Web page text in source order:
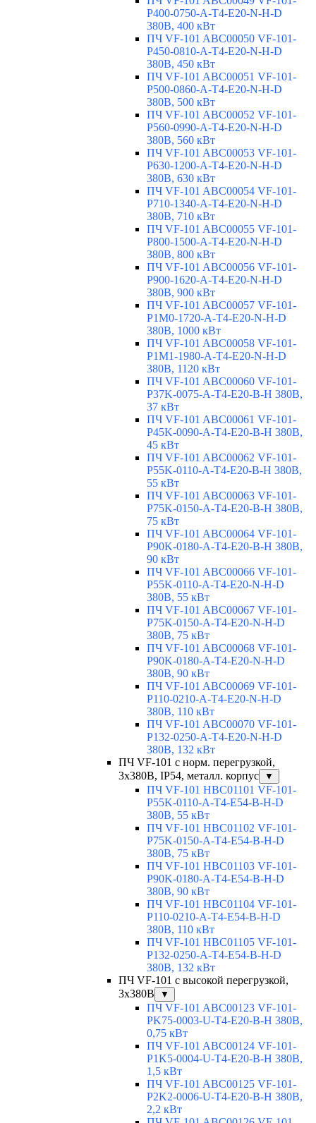
P400-0750-A-T4-E20-N-H-D
380В, 400 кВт
ПЧ VF-101 ABC00050 VF-101-
P450-0810-A-T4-E20-N-H-D
380В, 450 кВт
ПЧ VF-101 ABC00051 VF-101-
P500-0860-A-T4-E20-N-H-D
380В, 500 кВт
ПЧ VF-101 ABC00052 VF-101-
P560-0990-A-T4-E20-N-H-D
380В, 560 кВт
ПЧ VF-101 ABC00053 VF-101-
P630-1200-A-T4-E20-N-H-D
380В, 630 кВт
ПЧ VF-101 ABC00054 VF-101-
P710-1340-A-T4-E20-N-H-D
380В, 710 кВт
ПЧ VF-101 ABC00055 VF-101-
P800-1500-A-T4-E20-N-H-D
380В, 800 кВт
ПЧ VF-101 ABC00056 VF-101-
P900-1620-A-T4-E20-N-H-D
380В, 900 кВт
ПЧ VF-101 ABC00057 VF-101-
P1M0-1720-A-T4-E20-N-H-D
380В, 1000 кВт
ПЧ VF-101 ABC00058 VF-101-
P1M1-1980-A-T4-E20-N-H-D
380В, 1120 кВт
ПЧ VF-101 ABC00060 VF-101-
P37K-0075-A-T4-E20-B-H 380В,
37 кВт
ПЧ VF-101 ABC00061 VF-101-
P45K-0090-A-T4-E20-B-H 380В,
45 кВт
ПЧ VF-101 ABC00062 VF-101-
P55K-0110-A-T4-E20-B-H 380В,
55 кВт
ПЧ VF-101 ABC00063 VF-101-
P75K-0150-A-T4-E20-B-H 380В,
75 кВт
ПЧ VF-101 ABC00064 VF-101-
P90K-0180-A-T4-E20-B-H 380В,
90 кВт
ПЧ VF-101 ABC00066 VF-101-
P55K-0110-A-T4-E20-N-H-D
380В, 55 кВт
ПЧ VF-101 ABC00067 VF-101-
P75K-0150-A-T4-E20-N-H-D
380В, 75 кВт
ПЧ VF-101 ABC00068 VF-101-
P90K-0180-A-T4-E20-N-H-D
380В, 90 кВт
ПЧ VF-101 ABC00069 VF-101-
P110-0210-A-T4-E20-N-H-D
380В, 110 кВт
ПЧ VF-101 ABC00070 VF-101-
P132-0250-A-T4-E20-N-H-D
380В, 132 кВт
ПЧ VF-101 с норм. перегрузкой,
3х380В, IP54, металл. корпус
▼
ПЧ VF-101 HBC01101 VF-101-
P55K-0110-A-T4-E54-B-H-D
380В, 55 кВт
ПЧ VF-101 HBC01102 VF-101-
P75K-0150-A-T4-E54-B-H-D
380В, 75 кВт
ПЧ VF-101 HBC01103 VF-101-
P90K-0180-A-T4-E54-B-H-D
380В, 90 кВт
ПЧ VF-101 HBC01104 VF-101-
P110-0210-A-T4-E54-B-H-D
380В, 110 кВт
ПЧ VF-101 HBC01105 VF-101-
P132-0250-A-T4-E54-B-H-D
380В, 132 кВт
ПЧ VF-101 с высокой перегрузкой,
3x380В
▼
ПЧ VF-101 ABC00123 VF-101-
PK75-0003-U-T4-E20-B-H 380В,
0,75 кВт
ПЧ VF-101 ABC00124 VF-101-
P1K5-0004-U-T4-E20-B-H 380В,
1,5 кВт
ПЧ VF-101 ABC00125 VF-101-
P2K2-0006-U-T4-E20-B-H 380В,
2,2 кВт